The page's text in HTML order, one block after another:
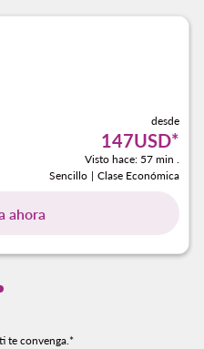
desde
147USD*
Visto hace: 57 min .
Sencillo | Clase Económica
ahora
Mostrando cmp-pagination-
te convenga.*